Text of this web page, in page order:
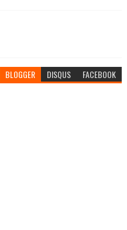
BLOGGER DISQUS FACEBOOK